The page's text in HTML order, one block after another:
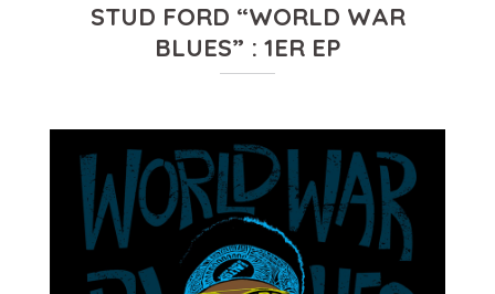
STUD FORD “WORLD WAR
BLUES” : 1ER EP